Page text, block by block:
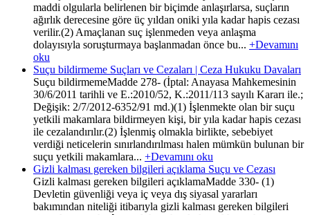
maddi olgularla belirlenen bir biçimde anlaşırlarsa, suçların
ağırlık derecesine göre üç yıldan oniki yıla kadar hapis cezası
verilir.(2) Amaçlanan suç işlenmeden veya anlaşma
dolayısıyla soruşturmaya başlanmadan önce bu... +Devamını
oku
Suçu bildirmeme Suçları ve Cezaları | Ceza Hukuku Davaları
Suçu bildirmemeMadde 278- (İptal: Anayasa Mahkemesinin
30/6/2011 tarihli ve E.:2010/52, K.:2011/113 sayılı Kararı ile.;
Değişik: 2/7/2012-6352/91 md.)(1) İşlenmekte olan bir suçu
yetkili makamlara bildirmeyen kişi, bir yıla kadar hapis cezası
ile cezalandırılır.(2) İşlenmiş olmakla birlikte, sebebiyet
verdiği neticelerin sınırlandırılması halen mümkün bulunan bir
suçu yetkili makamlara... +Devamını oku
Gizli kalması gereken bilgileri açıklama Suçu ve Cezası
Gizli kalması gereken bilgileri açıklamaMadde 330- (1)
Devletin güvenliği veya iç veya dış siyasal yararları
bakımından niteliği itibarıyla gizli kalması gereken bilgileri